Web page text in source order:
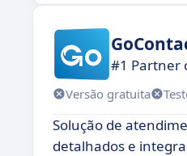
#1 Partner
Versão gratuita
Solução de
detalhados e